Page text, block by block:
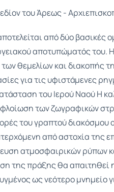
του Άρεως -
από δύο
αποτυπώματός του.
θεμελίων και
για τις υφιστάμενες
του Ιερού Ναού Η
των ζωγραφικών
του γραπτού
από αστοχία
ατμοσφαιρικών ρύπων
της πράξης θα απαιτηθεί
ως νεότερο